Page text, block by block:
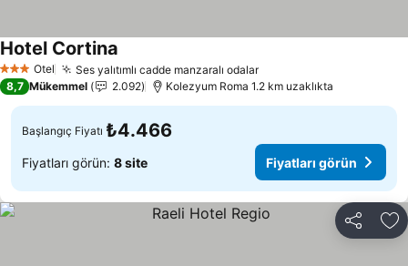
3 YıldızOtel Ses yalıtımlı cadde manzaralı odalarFiyatları görün
Hotel Cortina
8,7 Mükemmel 2.092 Kolezyum Roma 1.2 km uzaklıkta
Başlangıç Fiyatı ₺4.466
Fiyatları görün: 8 site Fiyatları görün
Paylaş